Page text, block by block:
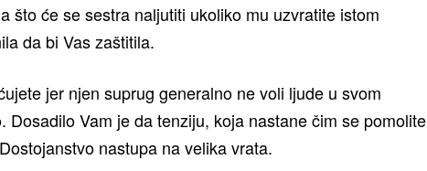
što će se sestra naljutiti ukoliko mu uzvratite istom
da bi Vas zaštitila.
jer njen suprug generalno ne voli ljude u svom
Dosadilo Vam je da tenziju, koja nastane čim se pomolite
nastupa na velika vrata.